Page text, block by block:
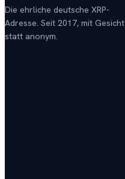
Die ehrliche deutsche XRP-
Adresse. Seit 2017, mit Gesicht
statt anonym.